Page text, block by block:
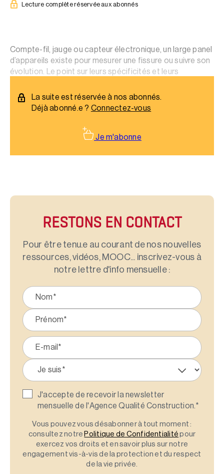
Lecture complète réservée aux abonnés
Compte-fil, jauge ou capteur électronique, un large panel
d’appareils existe pour mesurer une fissure ou suivre son
évolution. Le point sur leurs spécificités et leurs
La suite est réservée à nos abonnés.
Déjà abonné.e ? Connectez-vous
Je m'abonne
RESTONS EN CONTACT
Pour être tenu.e au courant de nos nouvelles
ressources, vidéos, MOOC... inscrivez-vous à
notre lettre d'info mensuelle :
J'accepte de recevoir la newsletter
mensuelle de l'Agence Qualité Construction.*
Vous pouvez vous désabonner à tout moment :
consultez notre Politique de Confidentialité pour
exercez vos droits et en savoir plus sur notre
engagement vis-à-vis de la protection et du respect
de la vie privée.